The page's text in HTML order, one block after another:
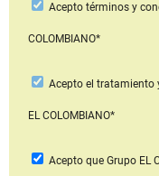
Aceptotérminos y
COLOMBIANO*
Acepto el tratamiento
EL COLOMBIANO*
Acepto que Grupo EL